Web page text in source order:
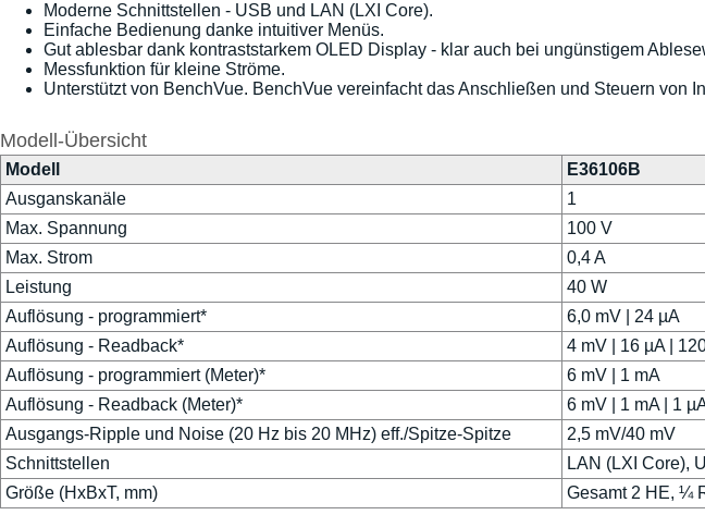
Moderne Schnittstellen - USB und LAN (LXI Core).
Einfache Bedienung danke intuitiver Menüs.
Gut ablesbar dank kontraststarkem OLED Display - klar auch bei ungünstigem
Messfunktion für kleine Ströme.
Unterstützt von BenchVue. BenchVue vereinfacht das Anschließen und Steuern von
Modell-Übersicht
Modell
E36106B
Ausganskanäle
1
Max. Spannung
100 V
Max. Strom
0,4 A
Leistung
40 W
Auflösung - programmiert*
6,0 mV | 24 µA
Auflösung - Readback*
4 mV | 16 µA |
Auflösung - programmiert (Meter)*
6 mV | 1 mA
Auflösung - Readback (Meter)*
6 mV | 1 mA | 1
Ausgangs-Ripple und Noise (20 Hz bis 20 MHz) eff./Spitze-Spitze
2,5 mV/40 mV
Schnittstellen
LAN (LXI Core),
Größe (HxBxT, mm)
Gesamt 2 HE, ¼